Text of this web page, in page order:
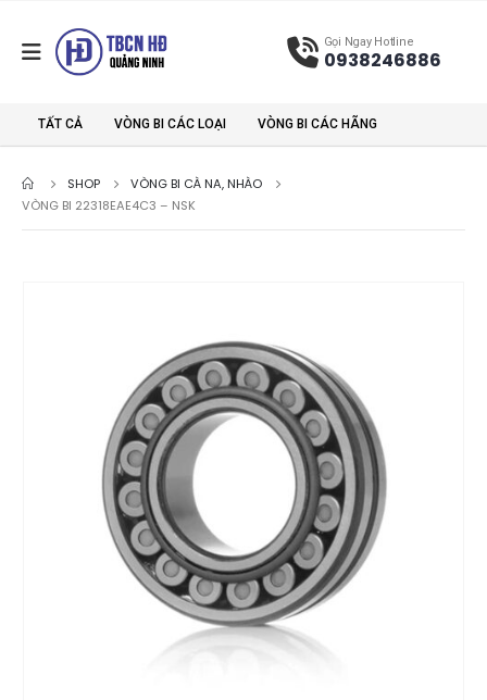
Gọi Ngay Hotline
0938246886
TẤT CẢ VÒNG BI CÁC LOẠI VÒNG BI CÁC HÃNG
SHOP
VÒNG BI CÀ NA, NHÀO
VÒNG BI 22318EAE4C3 – NSK